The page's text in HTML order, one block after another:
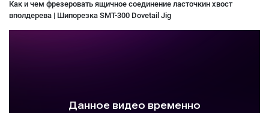
Как и чем фрезеровать ящичное соединение ласточкин хвост
вполдерева | Шипорезка SMT-300 Dovetail Jig